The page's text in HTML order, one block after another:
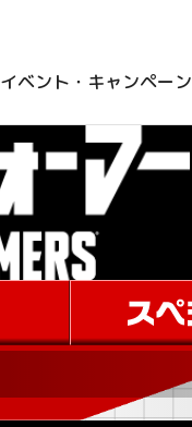
イベント・キャンペーン